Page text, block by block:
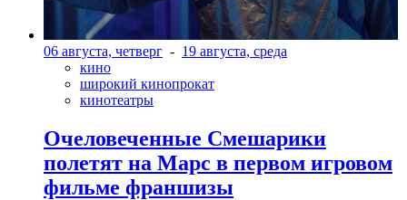
06 августа, четверг - 19 августа, среда
кино
широкий кинопрокат
кинотеатры
Очеловеченные Смешарики
полетят на Марс в первом игровом
фильме франшизы